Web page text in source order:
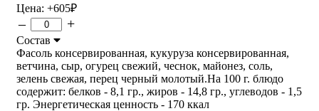
Цена: +605₽
– +
Состав
Фасоль консервированная, кукуруза консервированная,
ветчина, сыр, огурец свежий, чеснок, майонез, соль,
зелень свежая, перец черный молотый.На 100 г. блюдо
содержит: белков - 8,1 гр., жиров - 14,8 гр., углеводов - 1,5
гр. Энергетическая ценность - 170 ккал